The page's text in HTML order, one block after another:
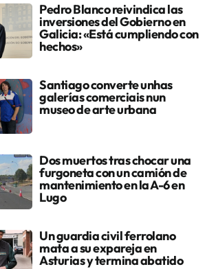
Pedro Blanco reivindica las
inversiones del Gobierno en
Galicia: «Está cumpliendo con
hechos»
Santiago converte unhas
galerías comerciais nun
museo de arte urbana
Dos muertos tras chocar una
furgoneta con un camión de
mantenimiento en la A-6 en
Lugo
Un guardia civil ferrolano
mata a su expareja en
Asturias y termina abatido